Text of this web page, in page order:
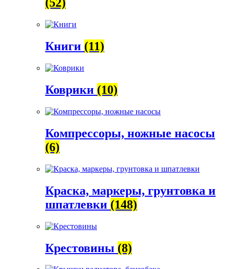
(52)
Книги (11)
Коврики (10)
Компрессоры, ножные насосы
(6)
Краска, маркеры, грунтовка и
шпатлевки (148)
Крестовины (8)